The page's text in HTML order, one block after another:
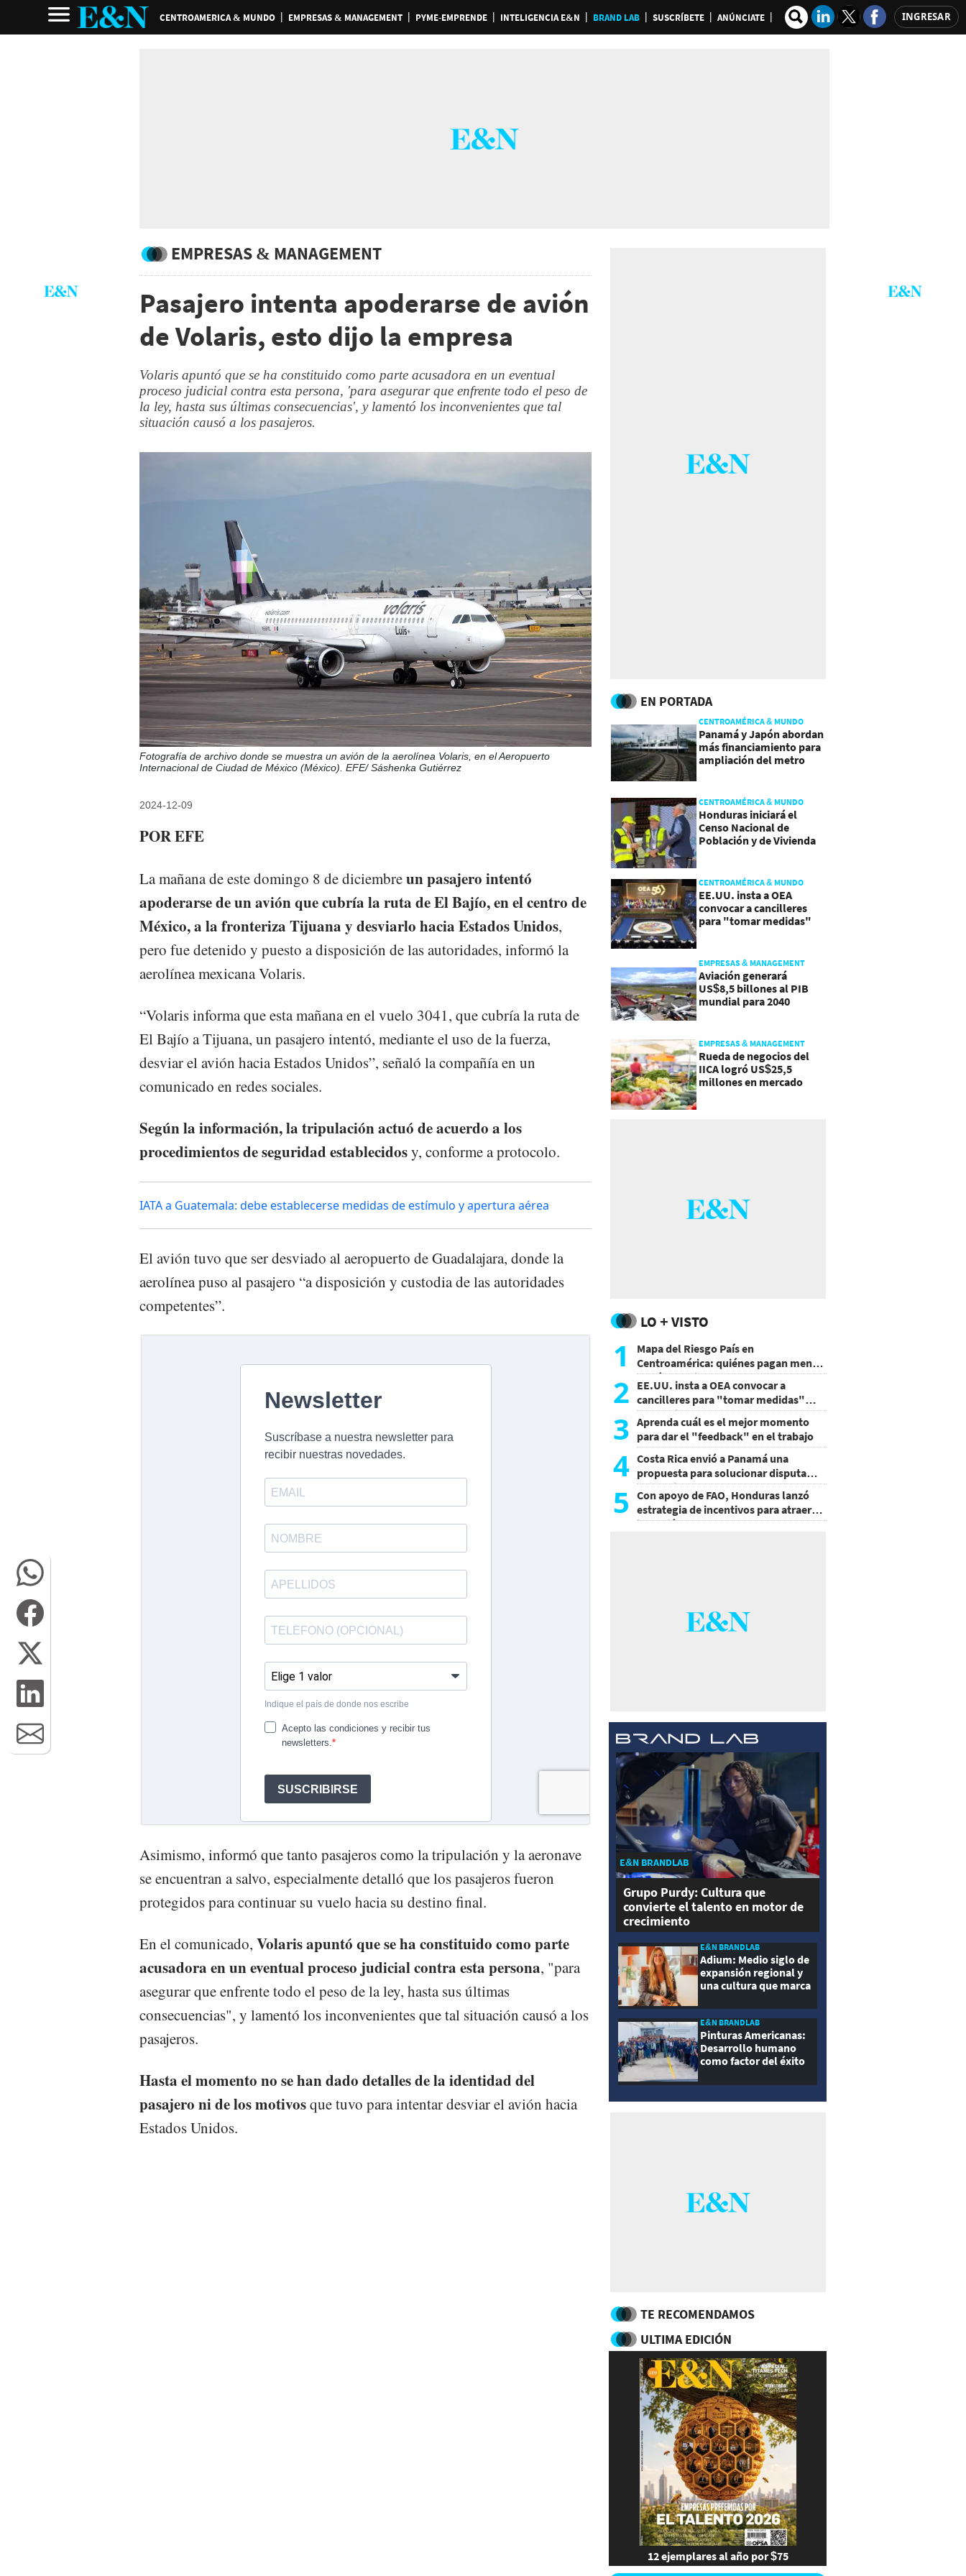
CENTROAMERICA & MUNDO EMPRESAS & MANAGEMENT PYME-EMPRENDE INTELIGENCIA E&N BRAND LAB SUSCRÍBETE ANÚNCIATE INGRESAR
EMPRESAS & MANAGEMENT
Pasajero intenta apoderarse de avión
de Volaris, esto dijo la empresa
Volaris apuntó que se ha constituido como parte acusadora en un eventual
proceso judicial contra esta persona, 'para asegurar que enfrente todo el peso de
la ley, hasta sus últimas consecuencias', y lamentó los inconvenientes que tal
situación causó a los pasajeros.
Fotografía de archivo donde se muestra un avión de la aerolínea Volaris, en el Aeropuerto
Internacional de Ciudad de México (México). EFE/ Sáshenka Gutiérrez
2024-12-09
POR EFE
La mañana de este domingo 8 de diciembreun pasajero intentó
apoderarse de un avión que cubría la ruta de El Bajío, en el centro de
México, a la fronteriza Tijuana y desviarlo hacia Estados Unidos,
pero fue detenido y puesto a disposición de las autoridades, informó la
aerolínea mexicana Volaris.
“Volaris informa que esta mañana en el vuelo 3041, que cubría la ruta de
El Bajío a Tijuana, un pasajero intentó, mediante el uso de la fuerza,
desviar el avión hacia Estados Unidos”, señaló la compañía en un
comunicado en redes sociales.
Según la información, la tripulación actuó de acuerdo a los
procedimientos de seguridad establecidosy, conforme a protocolo.
IATA a Guatemala: debe establecerse medidas de estímulo y apertura aérea
El avión tuvo que ser desviado al aeropuerto de Guadalajara, donde la
aerolínea puso al pasajero “a disposición y custodia de las autoridades
competentes”.
Asimismo, informó que tanto pasajeros como la tripulación y la aeronave
se encuentran a salvo, especialmente detalló que los pasajeros fueron
protegidos para continuar su vuelo hacia su destino final.
En el comunicado, Volaris apuntó que se ha constituido como parte
acusadora en un eventual proceso judicial contra esta persona, "para
asegurar que enfrente todo el peso de la ley, hasta sus últimas
consecuencias", y lamentó los inconvenientes que tal situación causó a los
pasajeros.
Hasta el momento no se han dado detalles de la identidad del
pasajero ni de los motivosque tuvo para intentar desviar el avión hacia
Estados Unidos.
EN PORTADA
CENTROAMÉRICA & MUNDO
Panamá y Japón abordan
más financiamiento para
ampliación del metro
CENTROAMÉRICA & MUNDO
Honduras iniciará el
Censo Nacional de
Población y de Vivienda
CENTROAMÉRICA & MUNDO
EE.UU. insta a OEA
convocar a cancilleres
para "tomar medidas"
EMPRESAS & MANAGEMENT
Aviación generará
US$8,5 billones al PIB
mundial para 2040
EMPRESAS & MANAGEMENT
Rueda de negocios del
IICA logró US$25,5
millones en mercado
LO + VISTO
1
Mapa del Riesgo País en
Centroamérica: quiénes pagan menos
y cuáles mejoraron
2 EE.UU. insta a OEA convocar a
cancilleres para "tomar medidas"
sobre Nicaragua
3 Aprenda cuál es el mejor momento
para dar el "feedback" en el trabajo
4 Costa Rica envió a Panamá una
propuesta para solucionar disputa
comercial
5
Con apoyo de FAO, Honduras lanzó
estrategia de incentivos para atraer
inversión al agro
E&N BRANDLAB
Grupo Purdy: Cultura que
convierte el talento en motor de
crecimiento
E&N BRANDLAB
Adium: Medio siglo de
expansión regional y
una cultura que marca
E&N BRANDLAB
Pinturas Americanas:
Desarrollo humano
como factor del éxito
TE RECOMENDAMOS
ULTIMA EDICIÓN
12 ejemplares al año por $75